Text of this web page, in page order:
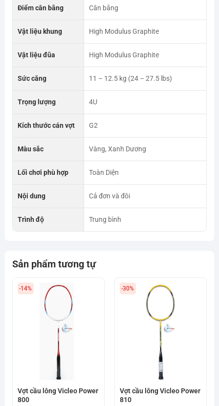
Điểm cân bằng Cân bằng
Vật liệu khung High Modulus Graphite
Vật liệu đũa High Modulus Graphite
Sức căng 11 – 12.5 kg (24 – 27.5 lbs)
Trọng lượng 4U
Kích thước cán vợt G2
Màu sắc Vàng, Xanh Dương
Lối chơi phù hợp Toàn Diện
Nội dung Cả đơn và đôi
Trình độ Trung bình
Sản phẩm tương tự
-14%
Vợt cầu lông Vicleo Power
800
-30%
Vợt cầu lông Vicleo Power
810